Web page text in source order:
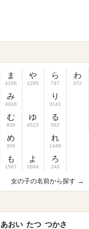
ま
4166
み
4048
む
800
め
306
も
1567
や
1295
ゆ
4515
よ
2684
ら
747
り
3141
る
562
れ
1449
ろ
240
わ
372
女の子の名前から探す →
あおい たつ つかさ